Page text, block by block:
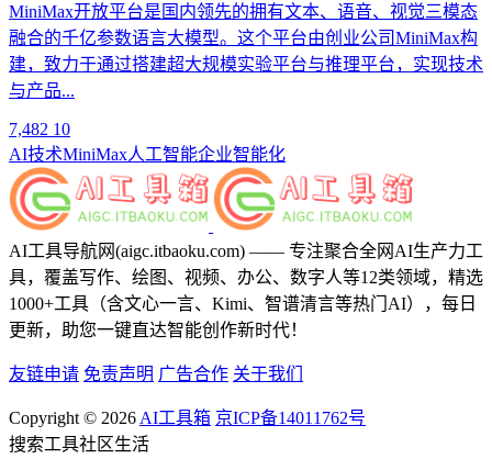
MiniMax开放平台是国内领先的拥有文本、语音、视觉三模态
融合的千亿参数语言大模型。这个平台由创业公司MiniMax构
建，致力于通过搭建超大规模实验平台与推理平台，实现技术
与产品...
7,482 10
AI技术MiniMax人工智能企业智能化
AI工具导航网(aigc.itbaoku.com) —— 专注聚合全网AI生产力工
具，覆盖写作、绘图、视频、办公、数字人等12类领域，精选
1000+工具（含文心一言、Kimi、智谱清言等热门AI），每日
更新，助您一键直达智能创作新时代！
友链申请 免责声明 广告合作 关于我们
Copyright © 2026 AI工具箱 京ICP备14011762号
搜索工具社区生活